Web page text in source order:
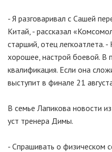
- Я разговаривал с Сашей
Китай, - рассказал
старший, отец легкоатлета.
хорошее, настрой боевой. В
квалификация. Если она
выступит в финале 21
В семье Лапикова новости
уст тренера Димы.
- Спрашивать о физическом